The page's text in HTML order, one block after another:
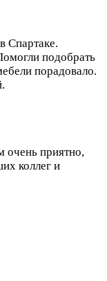
Спартаке.
подобрать
порадовало.
очень приятно,
коллег и